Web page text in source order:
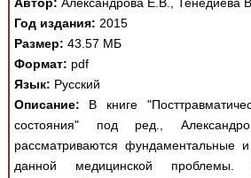
Год издания: 2015
Размер: 43.57 МБ
Формат: pdf
Язык: Русский
Описание: В книге
состояния" под ред.,
рассматриваются фундаментальные
данной медицинской проблемы.